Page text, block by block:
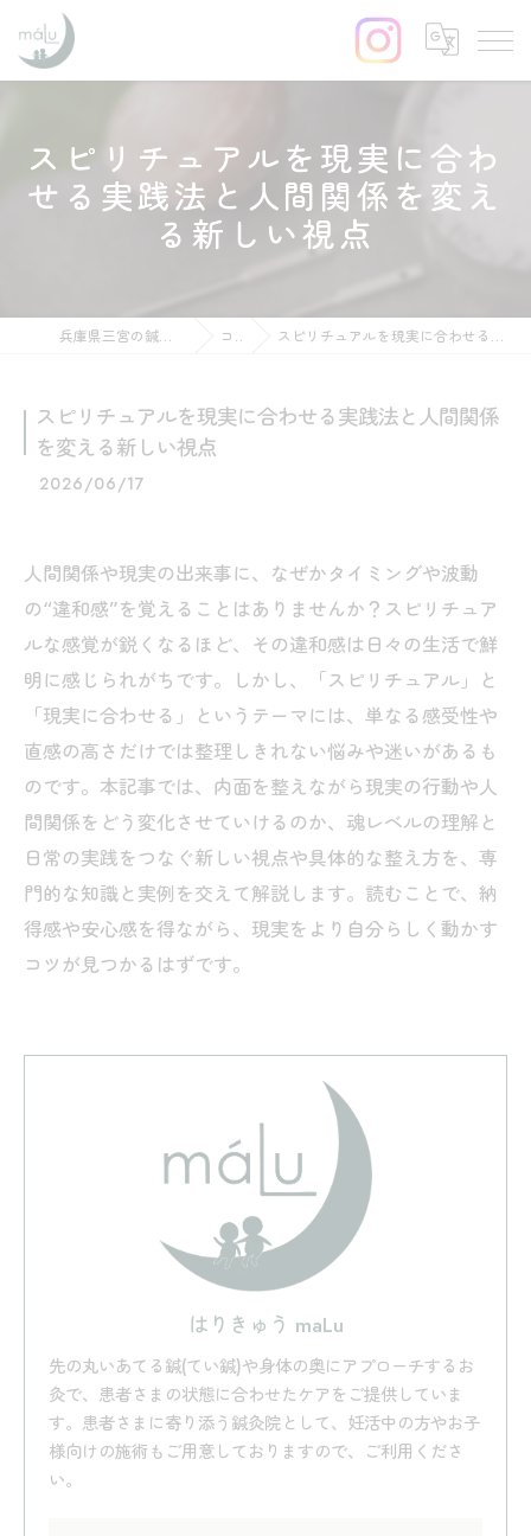
スピリチュアルを現実に合わ
せる実践法と人間関係を変え
る新しい視点
兵庫県三宮の鍼灸ならはりきゅう maLu コラム スピリチュアルを現実に合わせる実践法と人間関係を変える新しい視点
スピリチュアルを現実に合わせる実践法と人間関係
を変える新しい視点
2026/06/17
人間関係や現実の出来事に、なぜかタイミングや波動
の“違和感”を覚えることはありませんか？スピリチュア
ルな感覚が鋭くなるほど、その違和感は日々の生活で鮮
明に感じられがちです。しかし、「スピリチュアル」と
「現実に合わせる」というテーマには、単なる感受性や
直感の高さだけでは整理しきれない悩みや迷いがあるも
のです。本記事では、内面を整えながら現実の行動や人
間関係をどう変化させていけるのか、魂レベルの理解と
日常の実践をつなぐ新しい視点や具体的な整え方を、専
門的な知識と実例を交えて解説します。読むことで、納
得感や安心感を得ながら、現実をより自分らしく動かす
コツが見つかるはずです。
はりきゅう maLu
先の丸いあてる鍼(てい鍼)や身体の奥にアプローチするお
灸で、患者さまの状態に合わせたケアをご提供していま
す。患者さまに寄り添う鍼灸院として、妊活中の方やお子
様向けの施術もご用意しておりますので、ご利用くださ
い。